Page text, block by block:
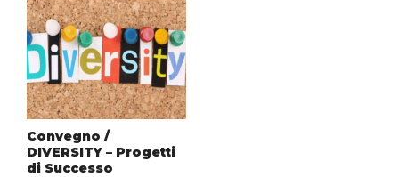
Convegno /
DIVERSITY – Progetti
di Successo